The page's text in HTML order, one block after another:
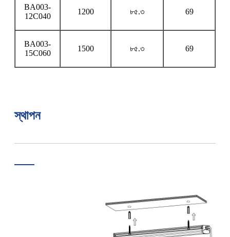
BA003-
12C040
1200 ৮৫.৩ 69
BA003-
15C060
1500 ৮৫.৩ 69
স্থাপন